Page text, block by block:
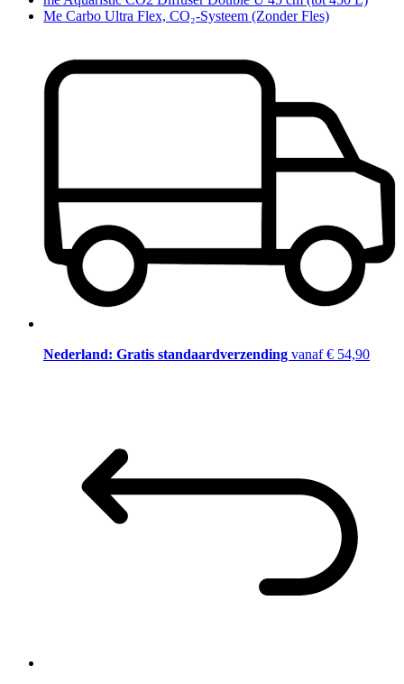
Me Carbo Ultra Flex, CO₂-Systeem (Zonder Fles)
Nederland: Gratis standaardverzending vanaf € 54,90